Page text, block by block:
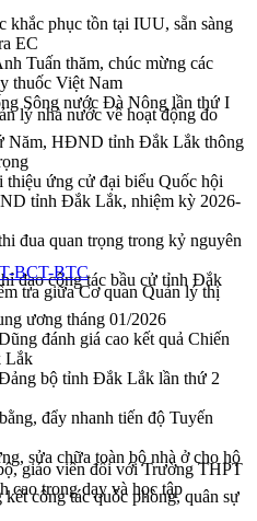
phục tồn tại IUU, sẵn sàng
EC
Tuấn thăm, chúc mừng các
thuốc Việt Nam
Sông nước Đà Nông lần thứ I
Năm, HĐND tỉnh Đắk Lắk thông
thiệu ứng cử đại biểu Quốc hội
tỉnh Đắk Lắk, nhiệm kỳ 2026-
đua quan trọng trong kỷ nguyên
đạo công tác bầu cử tỉnh Đắk
ương tháng 01/2026
đánh giá cao kết quả Chiến
Lắk
bộ tỉnh Đắk Lắk lần thứ 2
đẩy nhanh tiến độ Tuyến
sửa chữa toàn bộ nhà ở cho hộ
công tác quốc phòng, quân sự
lý nhà nước về hoạt động đo
BCT-BTC
tra giữa Cơ quan Quản lý thị
giáo viên đối với Trường THPT
cao trong dạy và học tập